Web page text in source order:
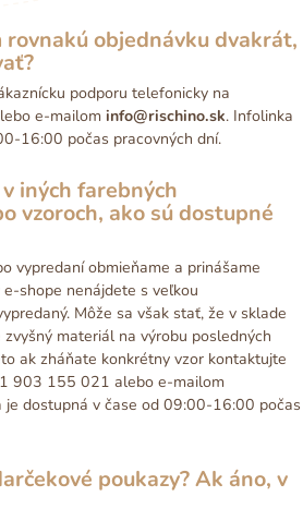
rovnakú objednávku dvakrát,
podporu telefonicky na
e-mailom info@rischino.sk. Infolinka
16:00 počas pracovných dní.
iných farebných
vzoroch, ako sú dostupné
vypredaní obmieňame a prinášame
shope nenájdete s veľkou
Môže sa však stať, že v sklade
materiál na výrobu posledných
ak zháňate konkrétny vzor kontaktujte
903 155 021 alebo e-mailom
je dostupná v čase od 09:00-16:00 počas
poukazy? Ak áno, v